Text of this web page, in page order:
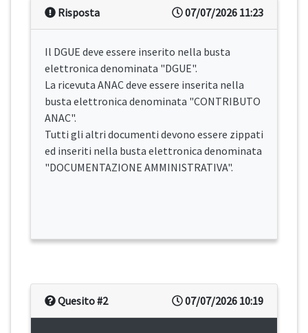
07/07/2026 11:23
Risposta
Il DGUE deve essere inserito nella busta
elettronica denominata "DGUE".
La ricevuta ANAC deve essere inserita nella
busta elettronica denominata "CONTRIBUTO
ANAC".
Tutti gli altri documenti devono essere zippati
ed inseriti nella busta elettronica denominata
"DOCUMENTAZIONE AMMINISTRATIVA".
07/07/2026 10:19
Quesito #2